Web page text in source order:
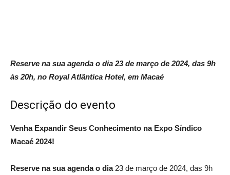
Reserve na sua agenda o dia 23 de março de 2024, das 9h
às 20h, no Royal Atlântica Hotel, em Macaé
Descrição do evento
Venha Expandir Seus Conhecimento na Expo Síndico
Macaé 2024!
Reserve na sua agenda o dia 23 de março de 2024, das 9h